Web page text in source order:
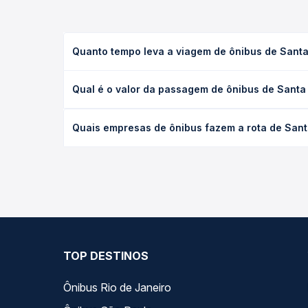
Quanto tempo leva a viagem de ônibus de
(convencional, executivo ou leito) e as condições
Qual é o valor da passagem de ônibus de
tipo de poltrona e a antecedência da compra. Na
Quais empresas de ônibus fazem a rota de
TOP DESTINOS
Ônibus Rio de Janeiro